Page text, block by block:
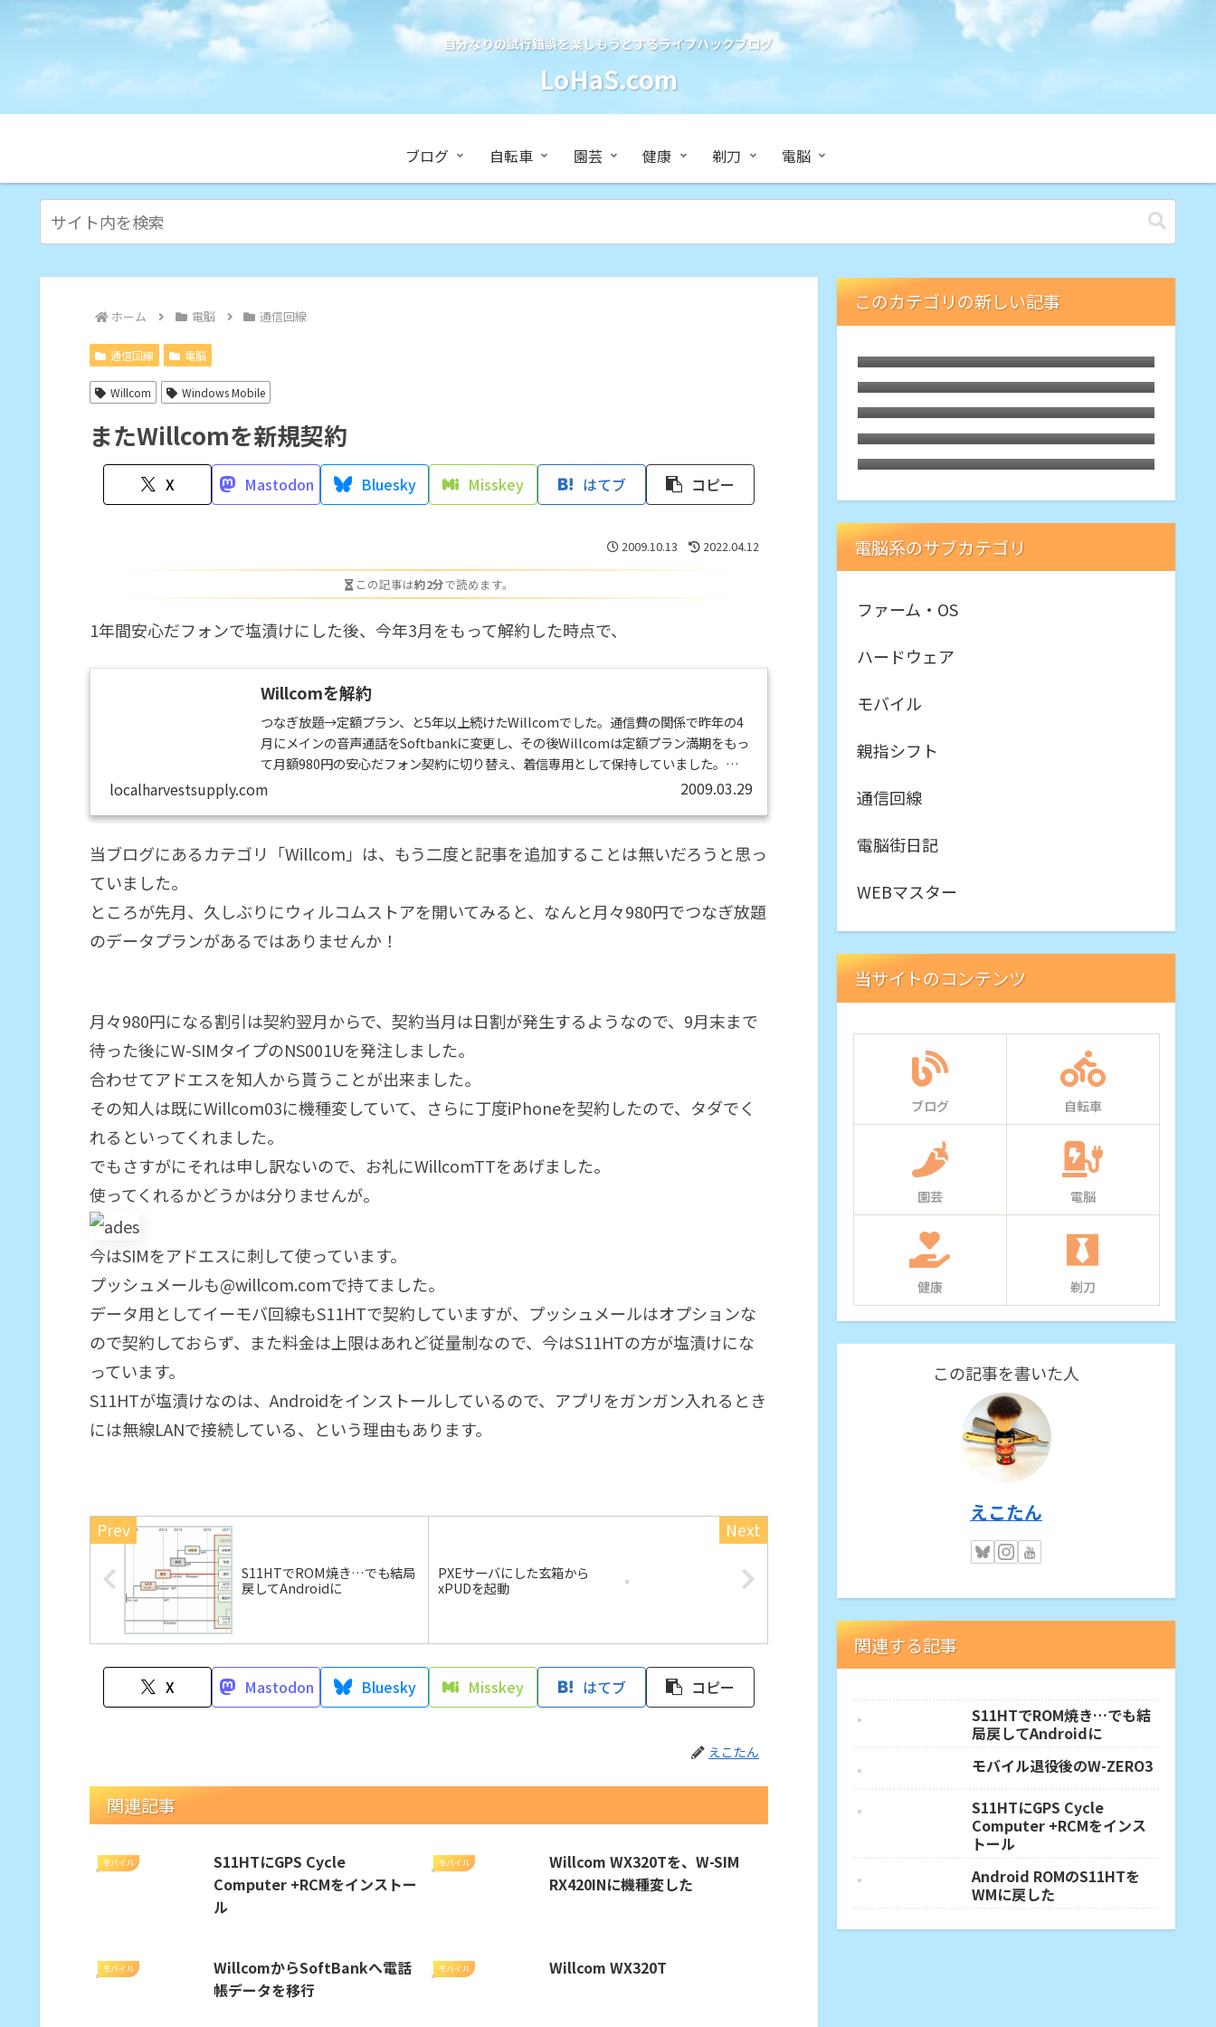
自分なりの試行錯誤を楽しもうとするライフハックブログ
LoHaS.com
ブログ 自転車 園芸 健康 剃刀 電脳
ホーム 電脳 通信回線
通信回線 電脳
Willcom Windows Mobile
またWillcomを新規契約
X Mastodon Bluesky Misskey はてブ コピー
2009.10.13 2022.04.12
この記事は約2分で読めます。
1年間安心だフォンで塩漬けにした後、今年3月をもって解約した時点で、
Willcomを解約
つなぎ放題→定額プラン、と5年以上続けたWillcomでした。通信費の関係で昨年の4
月にメインの音声通話をSoftbankに変更し、その後Willcomは定額プラン満期をもっ
て月額980円の安心だフォン契約に切り替え、着信専用として保持していました。
Willcom端末のTTのバッテリーが弱ってますので、クレードル直結でほぼ据え置きで
Softbankへの移行が終わったと判断しました。そこでWillcomを解約することにし、
23日に解約...
localharvestsupply.com 2009.03.29
当ブログにあるカテゴリ「Willcom」は、もう二度と記事を追加することは無いだろうと思っ
ていました。
ところが先月、久しぶりにウィルコムストアを開いてみると、なんと月々980円でつなぎ放題
のデータプランがあるではありませんか！
月々980円になる割引は契約翌月からで、契約当月は日割が発生するようなので、9月末まで
待った後にW-SIMタイプのNS001Uを発注しました。
合わせてアドエスを知人から貰うことが出来ました。
その知人は既にWillcom03に機種変していて、さらに丁度iPhoneを契約したので、タダでく
れるといってくれました。
でもさすがにそれは申し訳ないので、お礼にWillcomTTをあげました。
使ってくれるかどうかは分りませんが。
今はSIMをアドエスに刺して使っています。
プッシュメールも@willcom.comで持てました。
データ用としてイーモバ回線もS11HTで契約していますが、プッシュメールはオプションな
ので契約しておらず、また料金は上限はあれど従量制なので、今はS11HTの方が塩漬けにな
っています。
S11HTが塩漬けなのは、Androidをインストールしているので、アプリをガンガン入れるとき
には無線LANで接続している、という理由もあります。
S11HTでROM焼き…でも結局
戻してAndroidに
PXEサーバにした玄箱から
xPUDを起動
X Mastodon Bluesky Misskey はてブ コピー
えこたん
関連記事
モバイル
S11HTにGPS Cycle
Computer +RCMをインストー
ル
モバイル
Willcom WX320Tを、W-SIM
RX420INに機種変した
モバイル
WillcomからSoftBankへ電話
帳データを移行
モバイル Willcom WX320T
このカテゴリの新しい記事
LibreELECな古いHTPCでブルーレイ
生用「艦橋」という余生
枯れた自作PCにLubuntu 26.04をイ
ンストール
HDMIオーディオ分離器でレガシー規
格ホームシアターが本領を発揮、その
旋律に戦慄
Debian 13 trixieをLXQtでASUS-
X540YAにインストールしてみた。懐
かしくて軽快
Motorola Edge40にTPUスクリーン
プロテクター
電脳系のサブカテゴリ
ファーム・OS
ハードウェア
モバイル
親指シフト
通信回線
電脳街日記
WEBマスター
当サイトのコンテンツ
ブログ 自転車
園芸 電脳
健康 剃刀
この記事を書いた人
えこたん
関連する記事
S11HTでROM焼き…でも結
局戻してAndroidに
モバイル退役後のW-ZERO3
S11HTにGPS Cycle
Computer +RCMをインス
トール
Android ROMのS11HTを
WMに戻した